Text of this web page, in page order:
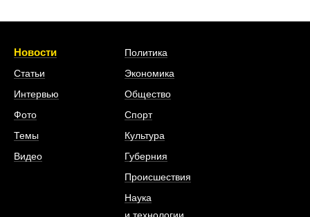
Новости
Статьи
Интервью
Фото
Темы
Видео
Политика
Экономика
Общество
Спорт
Культура
Губерния
Происшествия
Наука
и технологии